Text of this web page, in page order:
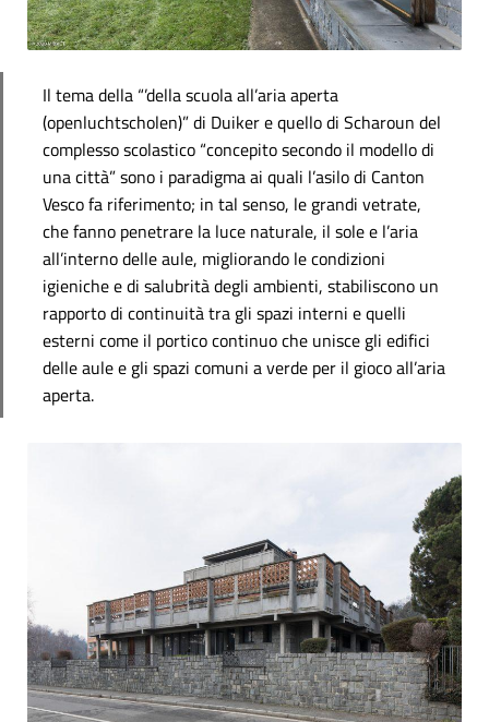
Il tema della “’della scuola all’aria aperta
(openluchtscholen)” di Duiker e quello di Scharoun del
complesso scolastico “concepito secondo il modello di
una città” sono i paradigma ai quali l’asilo di Canton
Vesco fa riferimento; in tal senso, le grandi vetrate,
che fanno penetrare la luce naturale, il sole e l’aria
all’interno delle aule, migliorando le condizioni
igieniche e di salubrità degli ambienti, stabiliscono un
rapporto di continuità tra gli spazi interni e quelli
esterni come il portico continuo che unisce gli edifici
delle aule e gli spazi comuni a verde per il gioco all’aria
aperta.